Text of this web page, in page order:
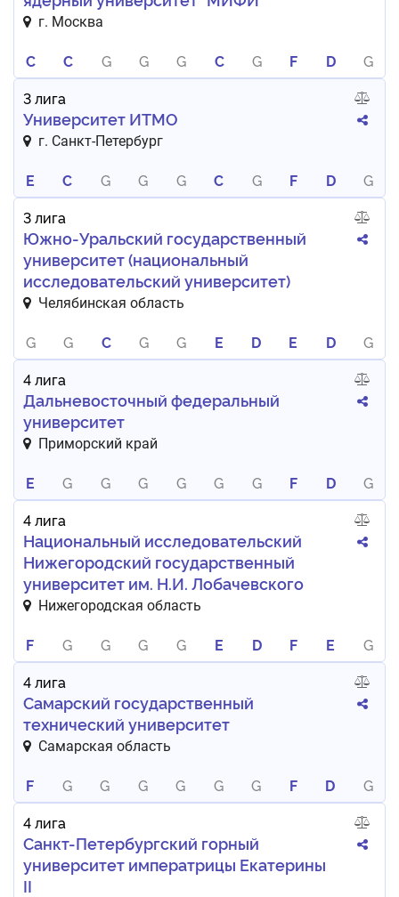
г. Москва
C C G G G C G F D
G
3 лига
Университет ИТМО
г. Санкт-Петербург
E C G G G C G F D
G
3 лига
Южно-Уральский государственный
университет (национальный
исследовательский университет)
Челябинская область
G G C G G E D E D
G
4 лига
Дальневосточный федеральный
университет
Приморский край
E G G G G G G F D
G
4 лига
Национальный исследовательский
Нижегородский государственный
университет им. Н.И. Лобачевского
Нижегородская область
F G G G G E D F E
G
4 лига
Самарский государственный
технический университет
Самарская область
F G G G G G G F D
G
4 лига
Санкт-Петербургский горный
университет императрицы Екатерины
II